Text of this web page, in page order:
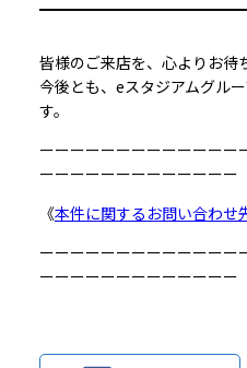
皆様のご来店を、心よりお待
今後とも、eスタジアムグル
す。
ーーーーーーーーーーーーー
ーーーーーーーーーーーーー
《本件に関するお問い合わせ
ーーーーーーーーーーーーー
ーーーーーーーーーーーーー